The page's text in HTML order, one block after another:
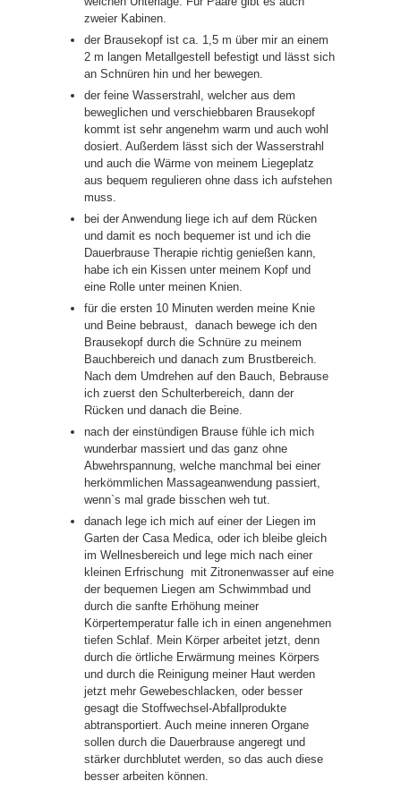
zweier Kabinen.
der Brausekopf ist ca. 1,5 m über mir an einem
2 m langen Metallgestell befestigt und lässt sich
an Schnüren hin und her bewegen.
der feine Wasserstrahl, welcher aus dem
beweglichen und verschiebbaren Brausekopf
kommt ist sehr angenehm warm und auch wohl
dosiert. Außerdem lässt sich der Wasserstrahl
und auch die Wärme von meinem Liegeplatz
aus bequem regulieren ohne dass ich aufstehen
muss.
bei der Anwendung liege ich auf dem Rücken
und damit es noch bequemer ist und ich die
Dauerbrause Therapie richtig genießen kann,
habe ich ein Kissen unter meinem Kopf und
eine Rolle unter meinen Knien.
für die ersten 10 Minuten werden meine Knie
und Beine bebraust, danach bewege ich den
Brausekopf durch die Schnüre zu meinem
Bauchbereich und danach zum Brustbereich.
Nach dem Umdrehen auf den Bauch, Bebrause
ich zuerst den Schulterbereich, dann der
Rücken und danach die Beine.
nach der einstündigen Brause fühle ich mich
wunderbar massiert und das ganz ohne
Abwehrspannung, welche manchmal bei einer
herkömmlichen Massageanwendung passiert,
wenn`s mal grade bisschen weh tut.
danach lege ich mich auf einer der Liegen im
Garten der Casa Medica, oder ich bleibe gleich
im Wellnesbereich und lege mich nach einer
kleinen Erfrischung mit Zitronenwasser auf eine
der bequemen Liegen am Schwimmbad und
durch die sanfte Erhöhung meiner
Körpertemperatur falle ich in einen angenehmen
tiefen Schlaf. Mein Körper arbeitet jetzt, denn
durch die örtliche Erwärmung meines Körpers
und durch die Reinigung meiner Haut werden
jetzt mehr Gewebeschlacken, oder besser
gesagt die Stoffwechsel-Abfallprodukte
abtransportiert. Auch meine inneren Organe
sollen durch die Dauerbrause angeregt und
stärker durchblutet werden, so das auch diese
besser arbeiten können.